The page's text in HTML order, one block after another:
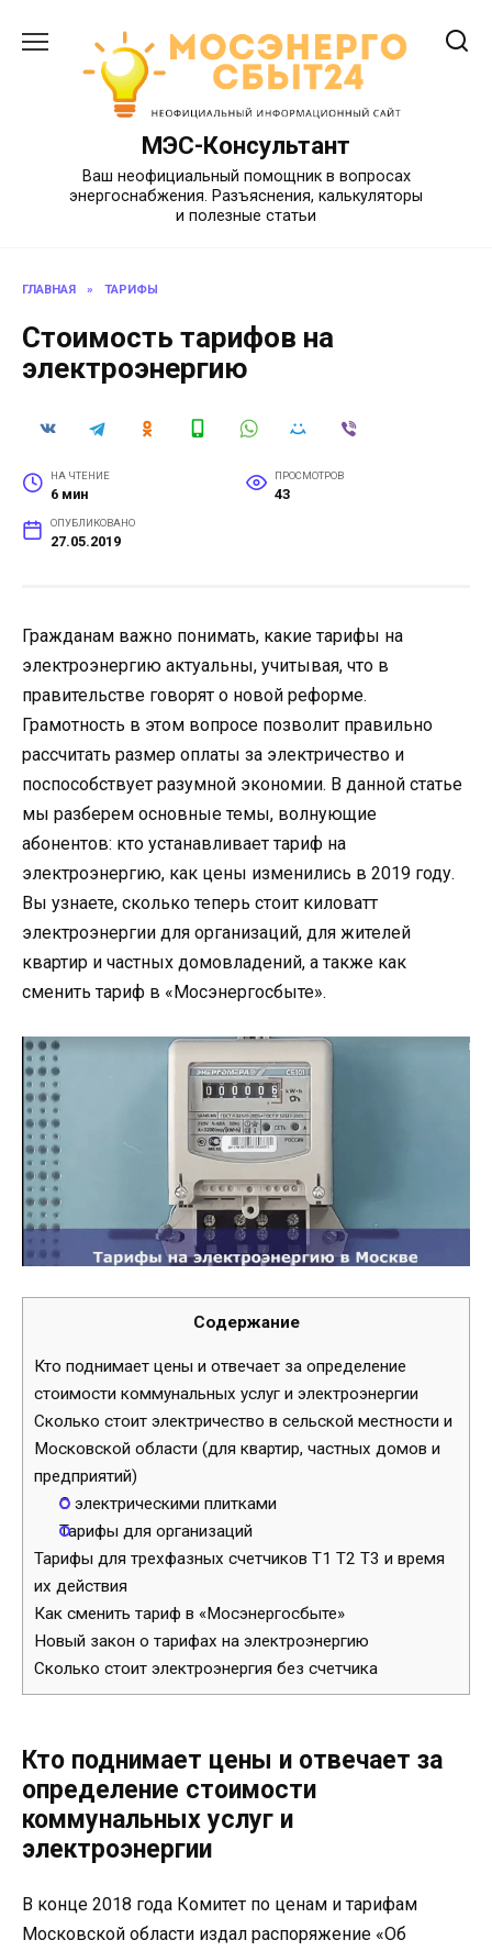
содержанию
МЭС-Консультант
Ваш неофициальный помощник в вопросах
энергоснабжения. Разъяснения, калькуляторы
и полезные статьи
ГЛАВНАЯ » ТАРИФЫ
Стоимость тарифов на
электроэнергию
НА ЧТЕНИЕ
6 мин
ПРОСМОТРОВ
43
ОПУБЛИКОВАНО
27.05.2019
Гражданам важно понимать, какие тарифы на
электроэнергию актуальны, учитывая, что в
правительстве говорят о новой реформе.
Грамотность в этом вопросе позволит правильно
рассчитать размер оплаты за электричество и
поспособствует разумной экономии. В данной статье
мы разберем основные темы, волнующие
абонентов: кто устанавливает тариф на
электроэнергию, как цены изменились в 2019 году.
Вы узнаете, сколько теперь стоит киловатт
электроэнергии для организаций, для жителей
квартир и частных домовладений, а также как
сменить тариф в «Мосэнергосбыте».
Содержание
Кто поднимает цены и отвечает за определение
стоимости коммунальных услуг и электроэнергии
Сколько стоит электричество в сельской местности и
Московской области (для квартир, частных домов и
предприятий)
С электрическими плитками
Тарифы для организаций
Тарифы для трехфазных счетчиков Т1 Т2 Т3 и время
их действия
Как сменить тариф в «Мосэнергосбыте»
Новый закон о тарифах на электроэнергию
Сколько стоит электроэнергия без счетчика
Кто поднимает цены и отвечает за
определение стоимости
коммунальных услуг и
электроэнергии
В конце 2018 года Комитет по ценам и тарифам
Московской области издал распоряжение «Об